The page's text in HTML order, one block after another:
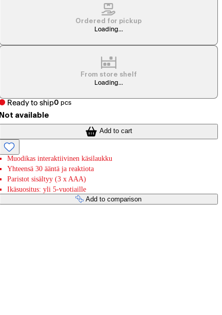
Ordered for pickup
Loading...
From store shelf
Loading...
Ready to ship0 pcs
Not available
Add to cart
Muodikas interaktiivinen käsilaukku
Yhteensä 30 ääntä ja reaktiota
Paristot sisältyy (3 x AAA)
Ikäsuositus: yli 5-vuotiaille
Add to comparison